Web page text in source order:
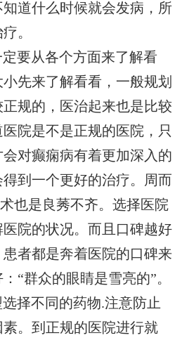
道什么时候就会发病，所
。
要从各个方面来了解看
先来了解看看，一般规划
规的，医治起来也是比较
院是不是正规的医院，只
对癫痫病有着更加深入的
到一个更好的治疗。 周而
也是良莠不齐。选择医院
院的状况。而且口碑越好
者都是奔着医院的口碑来
“群众的眼睛是雪亮的”。
择不同的药物.注意防止
。到正规的医院进行就